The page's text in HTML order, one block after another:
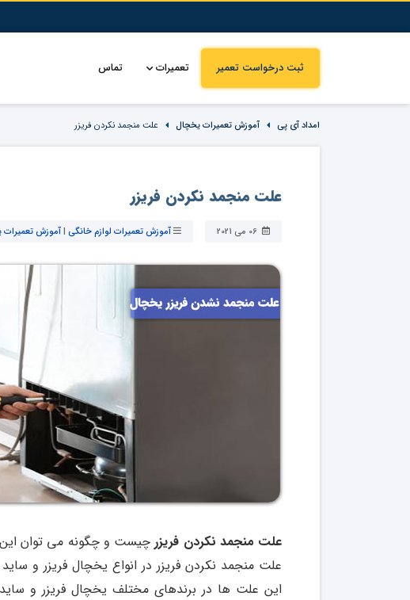
ثبت درخواست تعمیر تعمیرات تماس
امداد آی پی آموزش تعمیرات یخچال علت منجمد نکردن فریزر
علت منجمد نکردن فریزر
آموزش تعمیرات لوازم خانگی |آموزش
علت منجمد نکردن فریزرچیست و چگونه می توان این
علت منجمد نکردن فریزر در انواع یخچال فریزر و ساید
این علت ها در برندهای مختلف یخچال فریزر و